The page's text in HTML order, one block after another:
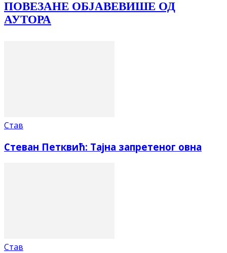
ПОВЕЗАНЕ ОБЈАВЕВИШЕ ОД
АУТОРА
Став
Стеван Петквић: Тајна запретеног овна
Став